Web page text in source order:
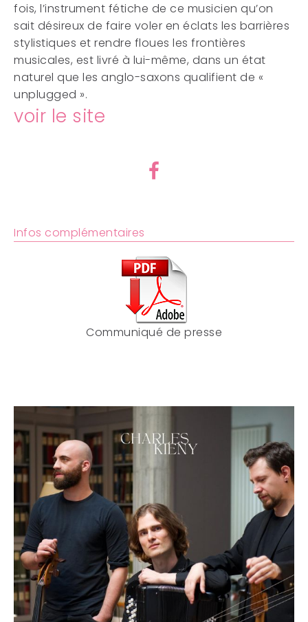
fois, l’instrument fétiche de ce musicien qu’on
sait désireux de faire voler en éclats les barrières
stylistiques et rendre floues les frontières
musicales, est livré à lui-même, dans un état
naturel que les anglo-saxons qualifient de «
unplugged ».
voir le site
Infos complémentaires
Communiqué de presse